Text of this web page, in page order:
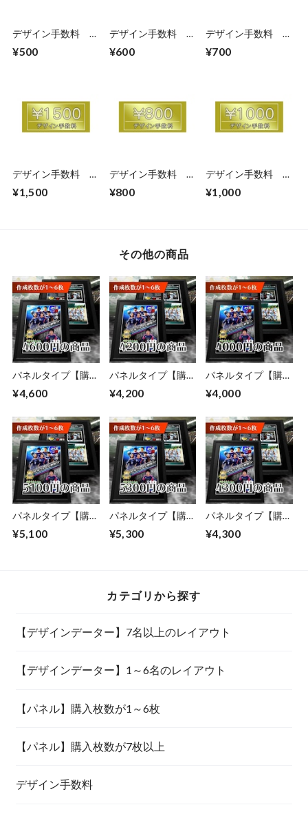
デザイン手数料
¥500
デザイン手数料
¥600
デザイン手数料
¥700
デザイン手数料
¥1,500
デザイン手数料
¥800
デザイン手数料
¥1,000
その他の商品
パネルタイプ【購入
¥4,600
パネルタイプ【購入
¥4,200
パネルタイプ【購入
¥4,000
パネルタイプ【購入
¥5,100
パネルタイプ【購入
¥5,300
パネルタイプ【購入
¥4,300
カテゴリから探す
【デザインデーター】7名以上のレイアウト
【デザインデーター】1～6名のレイアウト
【パネル】購入枚数が1～6枚
【パネル】購入枚数が7枚以上
デザイン手数料